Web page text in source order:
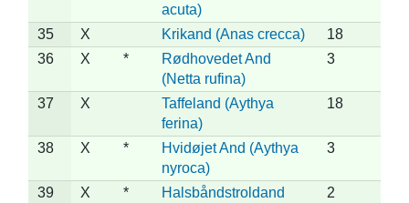
acuta)
35 X Krikand (Anas crecca)
18
36
X *
Rødhovedet And
(Netta rufina)
3
37 X
Taffeland (Aythya
ferina)
18
38 X *
Hvidøjet And (Aythya
nyroca)
3
39 X *
Halsbåndstroldand
2